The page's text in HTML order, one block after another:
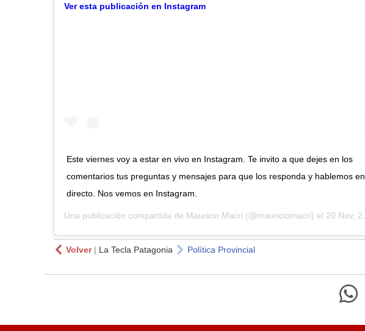
Ver esta publicación en Instagram
Este viernes voy a estar en vivo en Instagram. Te invito a que dejes en los
comentarios tus preguntas y mensajes para que los responda y hablemos en
directo. Nos vemos en Instagram.
Una publicación compartida de Mauricio Macri (@mauriciomacri) el 20 Nov, 2019 a las 2:46 PST
Volver| La Tecla Patagonia Política Provincial